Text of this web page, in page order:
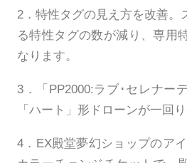
2．特性タグの見え方を改善。
る特性タグの数が減り、専用
なります。
3．「PP2000:ラブ･セレナー
「ハート」形ドローンが一回
4．EX殿堂夢幻ショップのア